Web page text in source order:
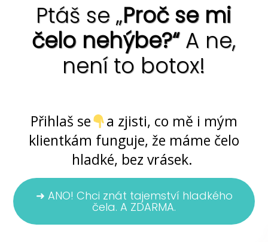
Ptáš se „Proč se mi
čelo nehýbe?“A ne,
není to botox!
Přihlaš se
a zjisti, co mě i mým
klientkám funguje, že máme čelo
hladké, bez vrásek.
➜ ANO! Chci znát tajemství hladkého
čela. A ZDARMA.